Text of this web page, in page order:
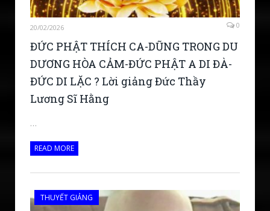
20/02/2026 0
ĐỨC PHẬT THÍCH CA-DŨNG TRONG DU
DƯƠNG HÒA CẢM-ĐỨC PHẬT A DI ĐÀ-
ĐỨC DI LẶC ? Lời giảng Đức Thầy
Lương Sĩ Hằng
…
READ MORE
THUYẾT GIẢNG